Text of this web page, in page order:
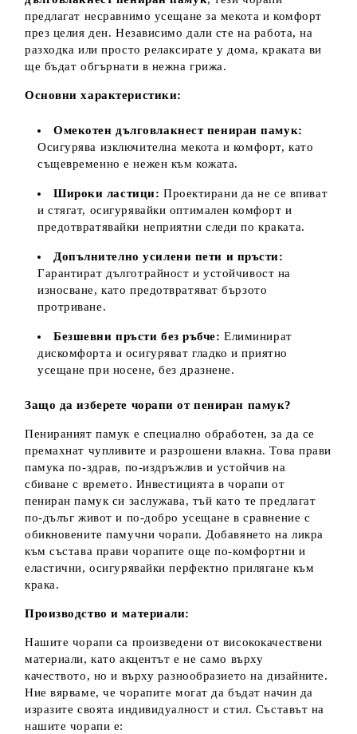
предлагат несравнимо усещане за мекота и комфорт
през целия ден. Независимо дали сте на работа, на
разходка или просто релаксирате у дома, краката ви
ще бъдат обгърнати в нежна грижа.
Основни характеристики:
Омекотен дълговлакнест пениран памук:
Осигурява изключителна мекота и комфорт, като
същевременно е нежен към кожата.
Широки ластици: Проектирани да не се впиват
и стягат, осигурявайки оптимален комфорт и
предотвратявайки неприятни следи по краката.
Допълнително усилени пети и пръсти:
Гарантират дълготрайност и устойчивост на
износване, като предотвратяват бързото
протриване.
Безшевни пръсти без ръбче: Елиминират
дискомфорта и осигуряват гладко и приятно
усещане при носене, без дразнене.
Защо да изберете чорапи от пениран памук?
Пенираният памук е специално обработен, за да се
премахнат чупливите и разрошени влакна. Това прави
памука по-здрав, по-издръжлив и устойчив на
сбиване с времето. Инвестицията в чорапи от
пениран памук си заслужава, тъй като те предлагат
по-дълъг живот и по-добро усещане в сравнение с
обикновените памучни чорапи. Добавянето на ликра
към състава прави чорапите още по-комфортни и
еластични, осигурявайки перфектно прилягане към
крака.
Производство и материали:
Нашите чорапи са произведени от висококачествени
материали, като акцентът е не само върху
качеството, но и върху разнообразието на дизайните.
Ние вярваме, че чорапите могат да бъдат начин да
изразите своята индивидуалност и стил. Съставът на
нашите чорапи е: